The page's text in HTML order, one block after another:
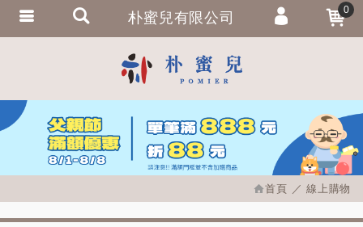
首頁 線上購物
朴蜜兒有限公司 0
會員登入
會員註冊
忘記密碼
訂單查詢
匯款通知
繁體中文